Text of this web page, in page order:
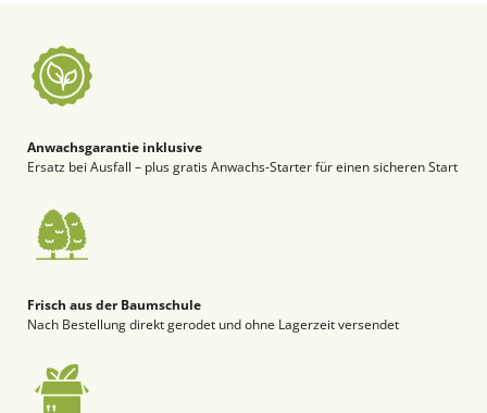
Anwachsgarantie inklusive
Ersatz bei Ausfall – plus gratis Anwachs-Starter für einen sicheren Start
Frisch aus der Baumschule
Nach Bestellung direkt gerodet und ohne Lagerzeit versendet